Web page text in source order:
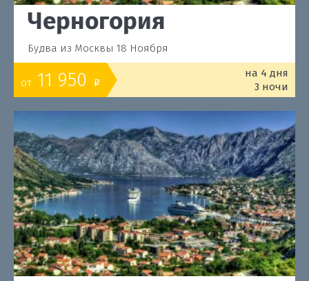
Черногория
Будва из Москвы 18 Ноября
от 11 950 o
на 4 дня
3 ночи